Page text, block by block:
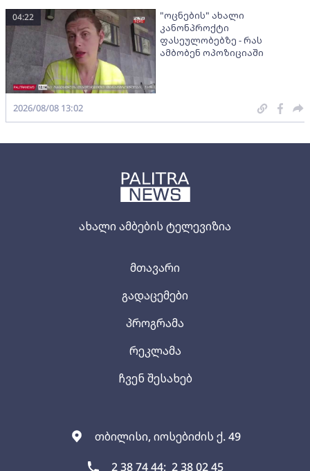
ახალი ამბების ტელევიზია
თბილისი, იოსებიძის ქ. 49
2 38 74 44; 2 38 02 45
მთავარი
გადაცემები
პროგრამა
რეკლამა
ჩვენ შესახებ
"ოცნების" ახალი
კანონპროქტი
ფასეულობებზე - რას
ამბობენ ოპოზიციაში
04:22
2026/08/08 13:02